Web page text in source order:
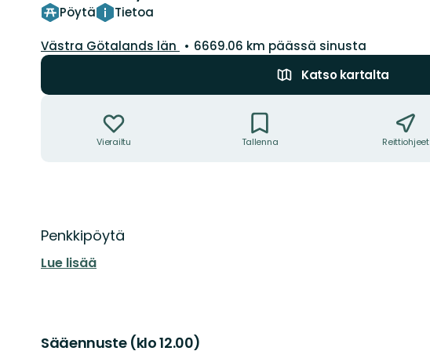
Pöytä Tietoa
Kunta:
Västra Götalands län
6669.06 km päässä sinusta
Katso kartalta
Vierailtu Tallenna Reittiohjeet
Kuvaus
Penkkipöytä
Lue lisää
Sääennuste (klo 12.00)